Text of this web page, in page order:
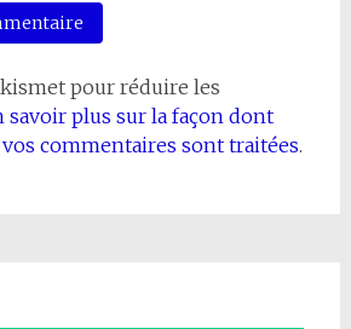
pour réduire les
savoir plus sur la façon dont
commentaires sont traitées.